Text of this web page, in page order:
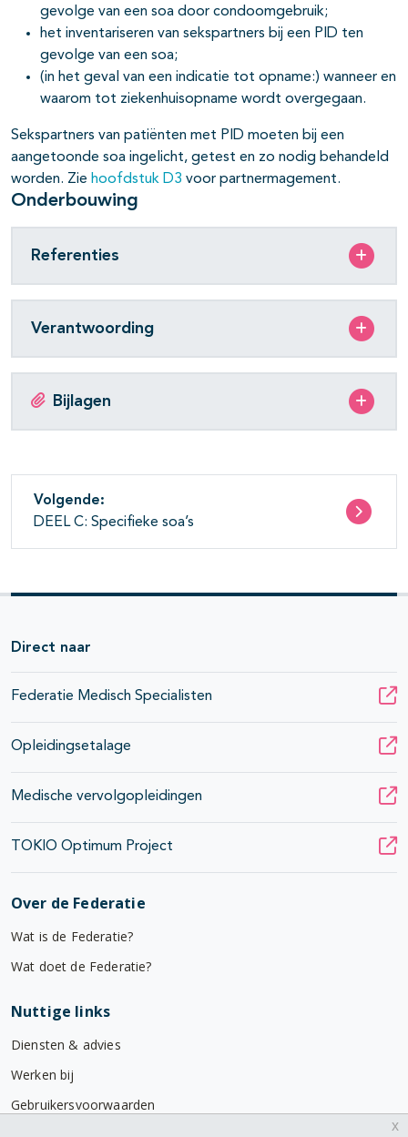
gevolge van een soa door condoomgebruik;
het inventariseren van sekspartners bij een PID ten
gevolge van een soa;
(in het geval van een indicatie tot opname:) wanneer en
waarom tot ziekenhuisopname wordt overgegaan.
Sekspartners van patiënten met PID moeten bij een
aangetoonde soa ingelicht, getest en zo nodig behandeld
worden. Zie hoofdstuk D3 voor partnermagement.
Onderbouwing
Referenties
Verantwoording
Bijlagen
Volgende:
DEEL C: Specifieke soa’s
Direct naar
Federatie Medisch Specialisten
Opleidingsetalage
Medische vervolgopleidingen
TOKIO Optimum Project
Over de Federatie
Wat is de Federatie?
Wat doet de Federatie?
Nuttige links
Diensten & advies
Werken bij
Gebruikersvoorwaarden
x